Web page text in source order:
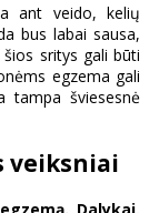
ant veido, kelių
bus labai sausa,
sritys gali būti
egzema gali
tampa šviesesnė
veiksniai
Dalykai,